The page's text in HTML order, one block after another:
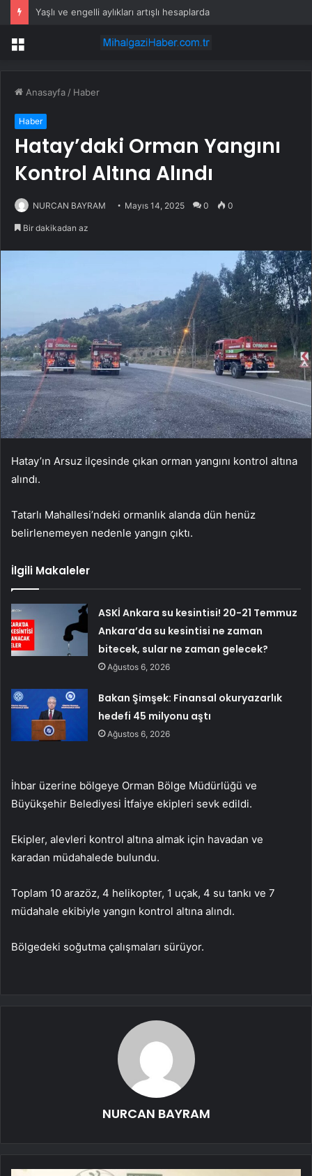
Yaşlı ve engelli aylıkları artışlı hesaplarda
Menü
Anasayfa / Haber
Haber
Hatay’daki Orman Yangını
Kontrol Altına Alındı
NURCAN BAYRAM Mayıs 14, 2025 0 0
Bir dakikadan az
Hatay’ın Arsuz ilçesinde çıkan orman yangını kontrol altına
alındı.
Tatarlı Mahallesi’ndeki ormanlık alanda dün henüz
belirlenemeyen nedenle yangın çıktı.
İlgili Makaleler
ASKİ Ankara su kesintisi! 20-21 Temmuz
Ankara’da su kesintisi ne zaman
bitecek, sular ne zaman gelecek?
Ağustos 6, 2026
Bakan Şimşek: Finansal okuryazarlık
hedefi 45 milyonu aştı
Ağustos 6, 2026
İhbar üzerine bölgeye Orman Bölge Müdürlüğü ve
Büyükşehir Belediyesi İtfaiye ekipleri sevk edildi.
Ekipler, alevleri kontrol altına almak için havadan ve
karadan müdahalede bulundu.
Toplam 10 arazöz, 4 helikopter, 1 uçak, 4 su tankı ve 7
müdahale ekibiyle yangın kontrol altına alındı.
Bölgedeki soğutma çalışmaları sürüyor.
NURCAN BAYRAM